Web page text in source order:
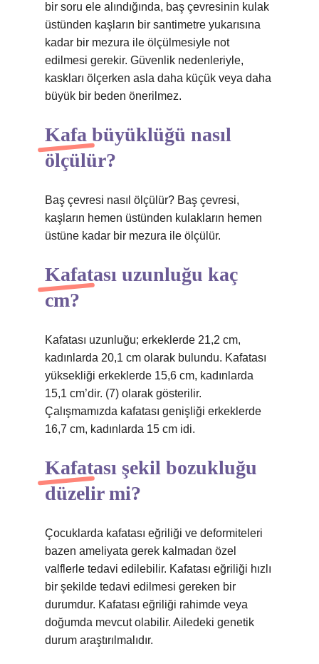
bir soru ele alındığında, baş çevresinin kulak
üstünden kaşların bir santimetre yukarısına
kadar bir mezura ile ölçülmesiyle not
edilmesi gerekir. Güvenlik nedenleriyle,
kaskları ölçerken asla daha küçük veya daha
büyük bir beden önerilmez.
Kafa büyüklüğü nasıl
ölçülür?
Baş çevresi nasıl ölçülür? Baş çevresi,
kaşların hemen üstünden kulakların hemen
üstüne kadar bir mezura ile ölçülür.
Kafatası uzunluğu kaç
cm?
Kafatası uzunluğu; erkeklerde 21,2 cm,
kadınlarda 20,1 cm olarak bulundu. Kafatası
yüksekliği erkeklerde 15,6 cm, kadınlarda
15,1 cm’dir. (7) olarak gösterilir.
Çalışmamızda kafatası genişliği erkeklerde
16,7 cm, kadınlarda 15 cm idi.
Kafatası şekil bozukluğu
düzelir mi?
Çocuklarda kafatası eğriliği ve deformiteleri
bazen ameliyata gerek kalmadan özel
valflerle tedavi edilebilir. Kafatası eğriliği hızlı
bir şekilde tedavi edilmesi gereken bir
durumdur. Kafatası eğriliği rahimde veya
doğumda mevcut olabilir. Ailedeki genetik
durum araştırılmalıdır.